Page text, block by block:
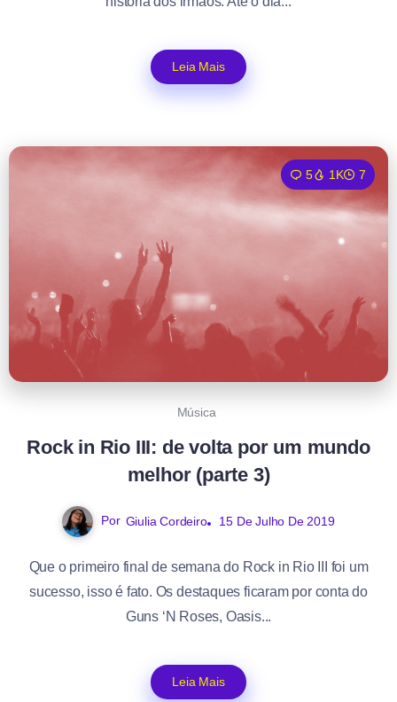
Leia Mais
5 1K 7
Música
Rock in Rio III: de volta por um mundo
melhor (parte 3)
Por Giulia Cordeiro 15 De Julho De 2019
Que o primeiro final de semana do Rock in Rio III foi um
sucesso, isso é fato. Os destaques ficaram por conta do
Guns ‘N Roses, Oasis...
Leia Mais